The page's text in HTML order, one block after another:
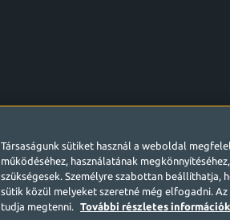
Társaságunk sütiket használ a weboldal
működéséhez, használatának
szükségesek. Személyre szabottan beállíthatja,
sütik közül melyeket szeretné még elfogadni.
tudja megtenni.
További részletes